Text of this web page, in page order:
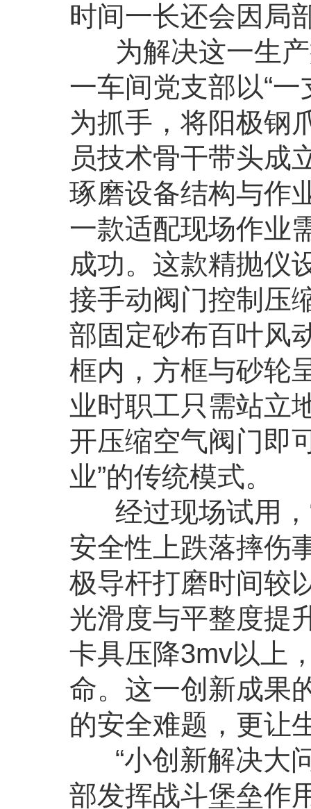
时间一长还会因局
为解决这一生产
一车间党支部以“
为抓手，将阳极钢
员技术骨干带头成
琢磨设备结构与作
一款适配现场作业
成功。这款精抛仪
接手动阀门控制压
部固定砂布百叶风
框内，方框与砂轮
业时职工只需站立
开压缩空气阀门即
业”的传统模式。
经过现场试用，
安全性上跌落摔伤
极导杆打磨时间较
光滑度与平整度提
卡具压降3mv以上
命。这一创新成果
的安全难题，更让
“小创新解决大
部发挥战斗堡垒作